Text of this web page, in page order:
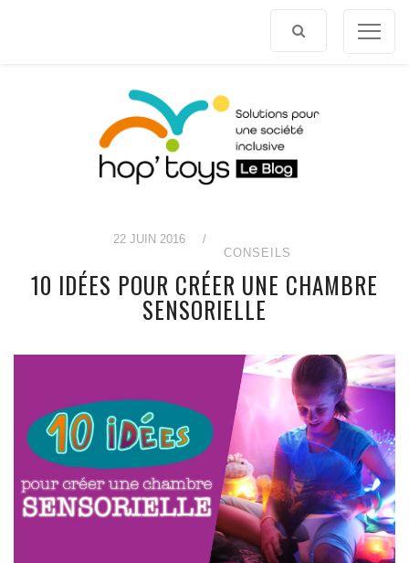
22 JUIN 2016
/
CONSEILS
10 IDÉES POUR CRÉER UNE CHAMBRE
SENSORIELLE